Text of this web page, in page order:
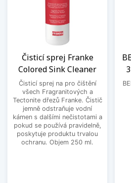
Čisticí sprej Franke
Colored Sink Cleaner
Čisticí sprej na pro čištění
všech Fragranitových a
Tectonite dřezů Franke. Čistič
jemně odstraňuje vodní
kámen s dalšími nečistotami a
pokud se používá pravidelně,
poskytuje produktu trvalou
ochranu. Objem 250 ml.